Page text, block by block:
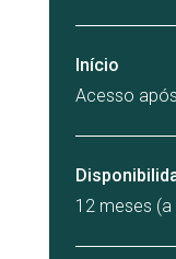
Início
Acesso
12 meses